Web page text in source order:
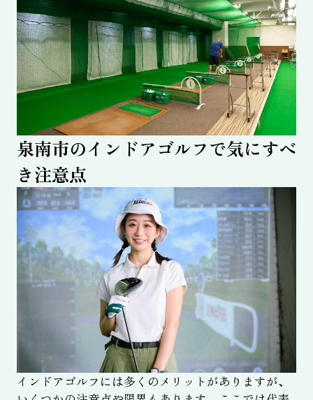
泉南市のインドアゴルフで気にすべ
き注意点
インドアゴルフには多くのメリットがありますが、